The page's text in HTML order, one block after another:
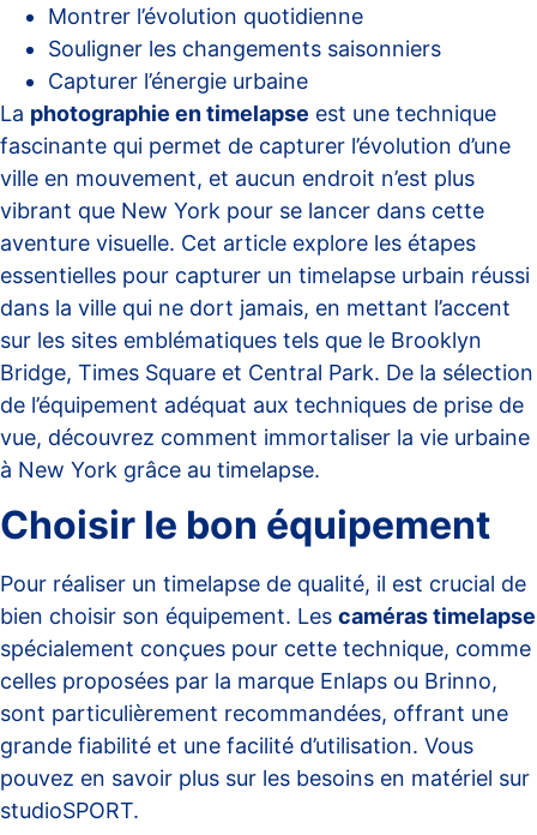
Montrer l’évolution quotidienne
Souligner les changements saisonniers
Capturer l’énergie urbaine
La photographie en timelapse est une technique
fascinante qui permet de capturer l’évolution d’une
ville en mouvement, et aucun endroit n’est plus
vibrant que New York pour se lancer dans cette
aventure visuelle. Cet article explore les étapes
essentielles pour capturer un timelapse urbain réussi
dans la ville qui ne dort jamais, en mettant l’accent
sur les sites emblématiques tels que le Brooklyn
Bridge, Times Square et Central Park. De la sélection
de l’équipement adéquat aux techniques de prise de
vue, découvrez comment immortaliser la vie urbaine
à New York grâce au timelapse.
Choisir le bon équipement
Pour réaliser un timelapse de qualité, il est crucial de
bien choisir son équipement. Les caméras timelapse
spécialement conçues pour cette technique, comme
celles proposées par la marque Enlaps ou Brinno,
sont particulièrement recommandées, offrant une
grande fiabilité et une facilité d’utilisation. Vous
pouvez en savoir plus sur les besoins en matériel sur
studioSPORT.